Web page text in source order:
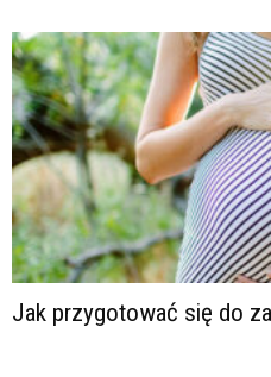
Jak przygotować się do